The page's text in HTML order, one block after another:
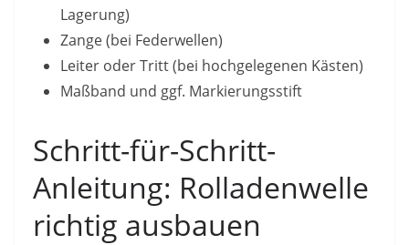
Lagerung)
Zange (bei Federwellen)
Leiter oder Tritt (bei hochgelegenen Kästen)
Maßband und ggf. Markierungsstift
Schritt-für-Schritt-
Anleitung: Rolladenwelle
richtig ausbauen